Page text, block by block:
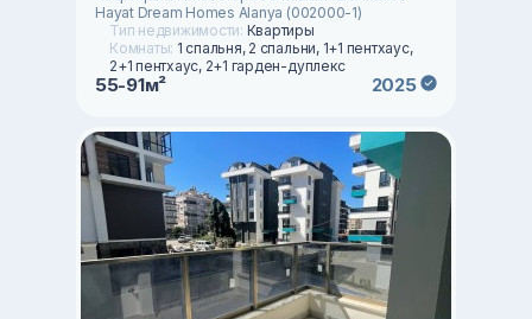
Hayat Dream Homes Alanya (002000-1)
Тип недвижимости: Квартиры
Комнаты: 1 спальня, 2 спальни, 1+1 пентхаус,
2+1 пентхаус, 2+1 гарден-дуплекс
55-91м² 2025